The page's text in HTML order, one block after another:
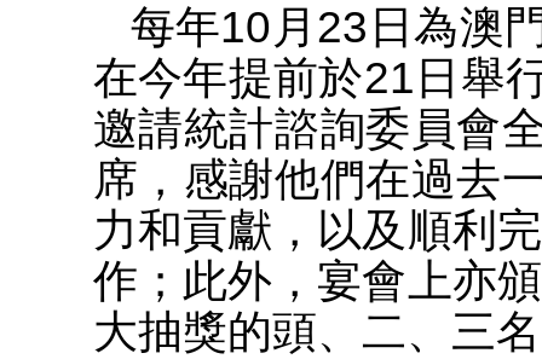
每年10月23日為澳
在今年提前於21日舉
邀請統計諮詢委員會
席，感謝他們在過去
力和貢獻，以及順利
作；此外，宴會上亦
大抽獎的頭、二、三